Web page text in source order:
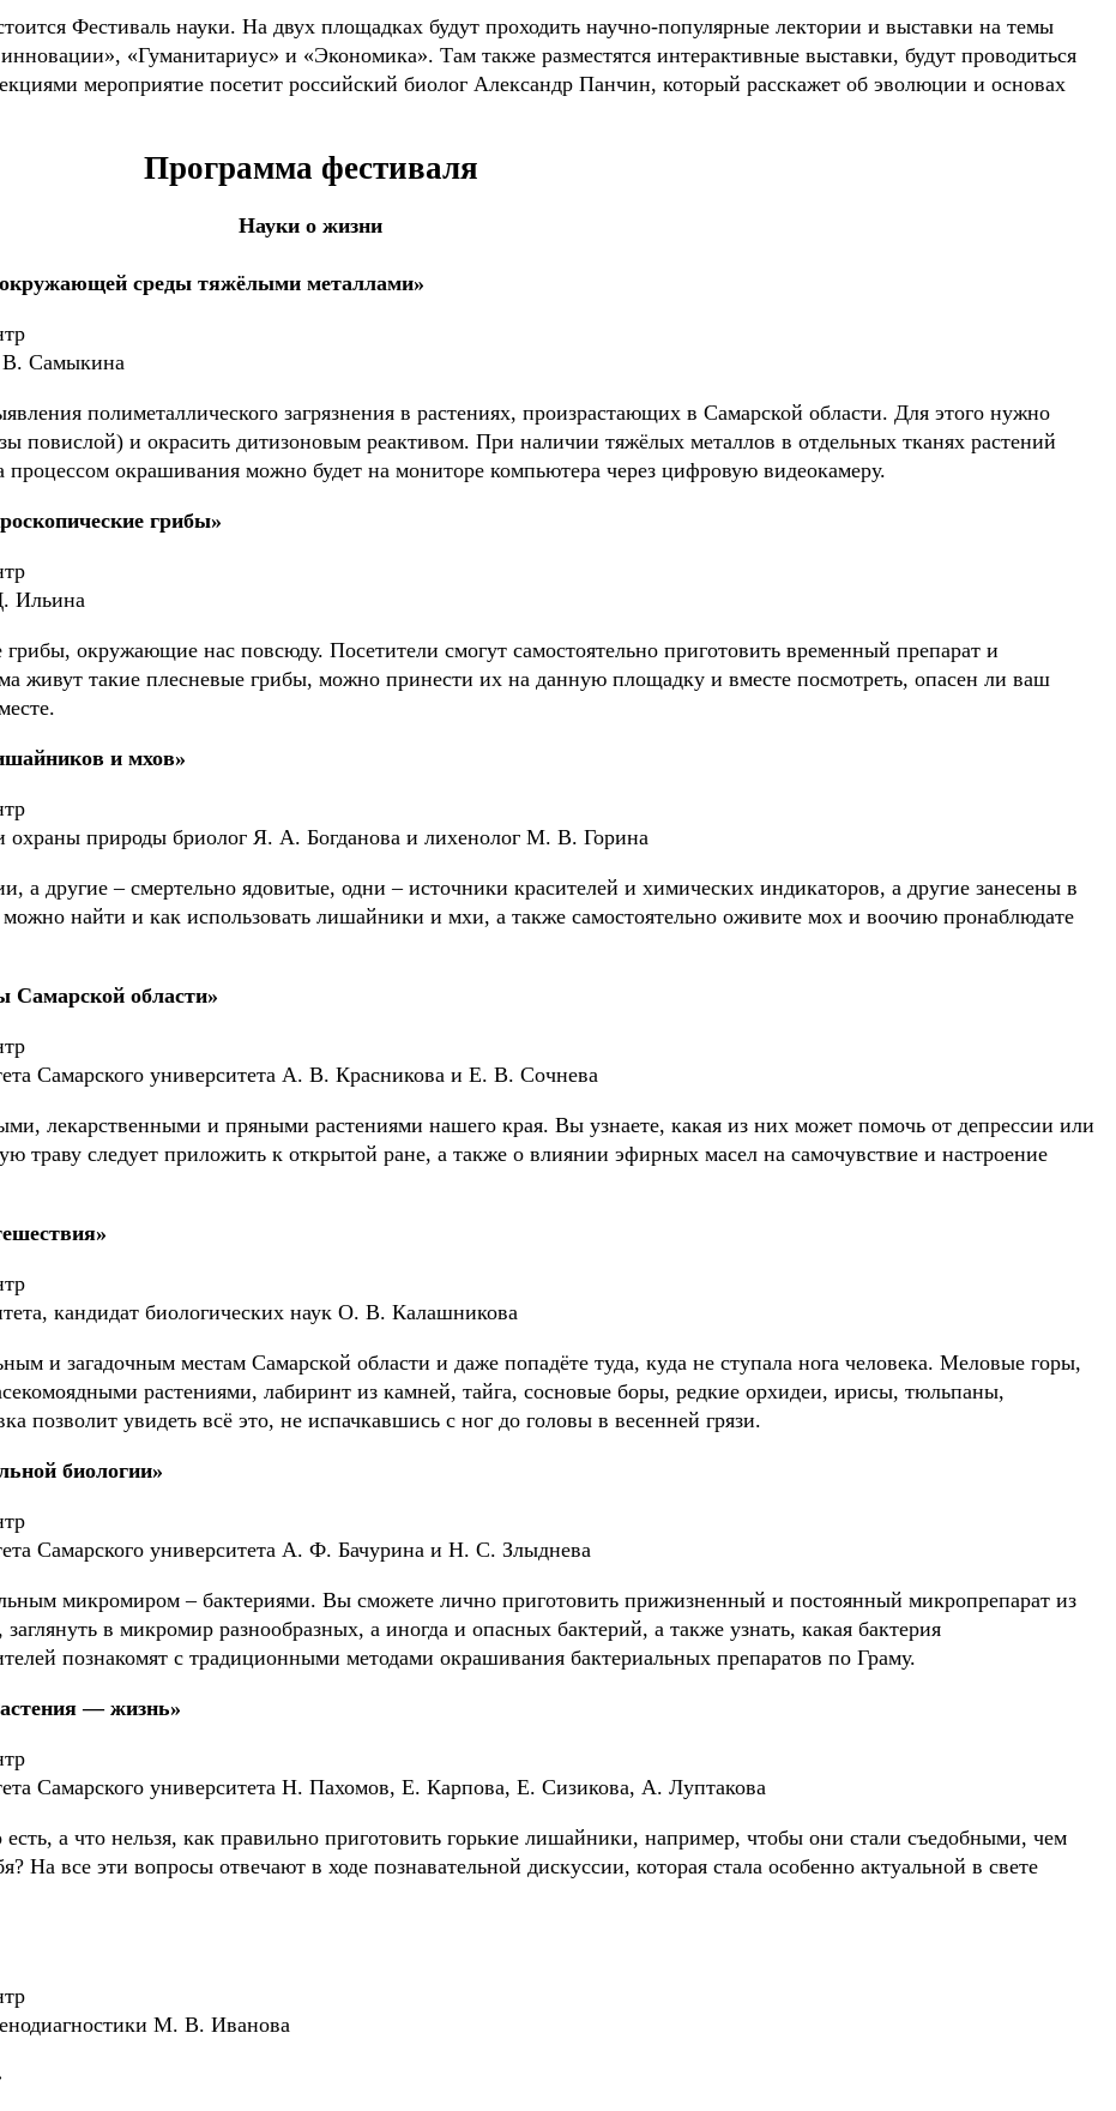
Фестиваль науки. На двух площадках будут проходить научно-популярные лектории и выставки на темы
«Гуманитариус» и «Экономика». Там также разместятся интерактивные выставки, будут проводиться
мероприятие посетит российский биолог Александр Панчин, который расскажет об эволюции и основах
Программа фестиваля
Науки о жизни
окружающей среды тяжёлыми металлами»
В. Самыкина
полиметаллического загрязнения в растениях, произрастающих в Самарской области. Для этого нужно
повислой) и окрасить дитизоновым реактивом. При наличии тяжёлых металлов в отдельных тканях растений
процессом окрашивания можно будет на мониторе компьютера через цифровую видеокамеру.
грибы»
Ильина
окружающие нас повсюду. Посетители смогут самостоятельно приготовить временный препарат и
живут такие плесневые грибы, можно принести их на данную площадку и вместе посмотреть, опасен ли ваш
и мхов»
охраны природы бриолог Я. А. Богданова и лихенолог М. В. Горина
другие – смертельно ядовитые, одни – источники красителей и химических индикаторов, а другие занесены в
найти и как использовать лишайники и мхи, а также самостоятельно оживите мох и воочию пронаблюдате
Самарской области»
Самарского университета А. В. Красникова и Е. В. Сочнева
лекарственными и пряными растениями нашего края. Вы узнаете, какая из них может помочь от депрессии или
траву следует приложить к открытой ране, а также о влиянии эфирных масел на самочувствие и настроение
кандидат биологических наук О. В. Калашникова
и загадочным местам Самарской области и даже попадёте туда, куда не ступала нога человека. Меловые горы,
растениями, лабиринт из камней, тайга, сосновые боры, редкие орхидеи, ирисы, тюльпаны,
позволит увидеть всё это, не испачкавшись с ног до головы в весенней грязи.
биологии»
Самарского университета А. Ф. Бачурина и Н. С. Злыднева
микромиром – бактериями. Вы сможете лично приготовить прижизненный и постоянный микропрепарат из
в микромир разнообразных, а иногда и опасных бактерий, а также узнать, какая бактерия
познакомят с традиционными методами окрашивания бактериальных препаратов по Граму.
— жизнь»
Самарского университета Н. Пахомов, Е. Карпова, Е. Сизикова, А. Луптакова
а что нельзя, как правильно приготовить горькие лишайники, например, чтобы они стали съедобными, чем
На все эти вопросы отвечают в ходе познавательной дискуссии, которая стала особенно актуальной в свете
М. В. Иванова